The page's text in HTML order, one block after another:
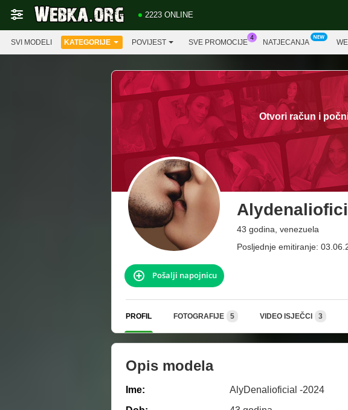
2223 ONLINE
SVI MODELI KATEGORIJE POVIJEST SVE PROMOCIJE NATJECANJA
Otvori račun i
43 godina, venezuela
Posljednje emitiranje:
Pošalji napojnicu
PROFIL FOTOGRAFIJE 5 VIDEO ISJEČCI 3
Opis modela
Ime:
AlyDenalioficial -2024